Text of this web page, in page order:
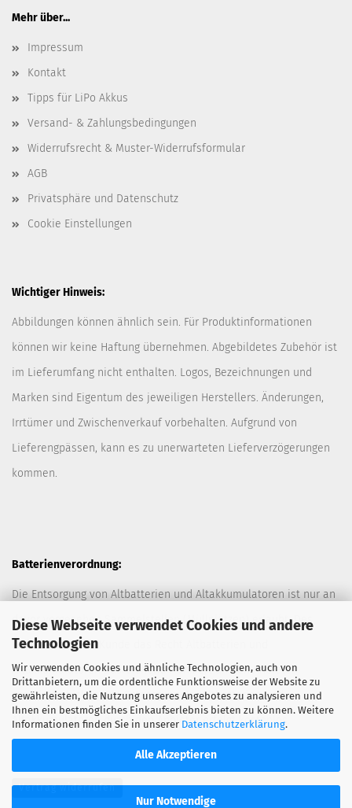
Diese Webseite verwendet Cookies und andere
Technologien
Wir verwenden Cookies und ähnliche Technologien, auch von
Drittanbietern, um die ordentliche Funktionsweise der Website zu
gewährleisten, die Nutzung unseres Angebotes zu analysieren und
Ihnen ein bestmögliches Einkaufserlebnis bieten zu können. Weitere
Informationen finden Sie in unserer Datenschutzerklärung.
Alle Akzeptieren
Nur Notwendige
Mehr über...
Impressum
Kontakt
Tipps für LiPo Akkus
Versand- & Zahlungsbedingungen
Widerrufsrecht & Muster-Widerrufsformular
AGB
Privatsphäre und Datenschutz
Cookie Einstellungen
Wichtiger Hinweis:
Abbildungen können ähnlich sein. Für Produktinformationen
können wir keine Haftung übernehmen. Abgebildetes Zubehör ist
im Lieferumfang nicht enthalten. Logos, Bezeichnungen und
Marken sind Eigentum des jeweiligen Herstellers. Änderungen,
Irrtümer und Zwischenverkauf vorbehalten. Aufgrund von
Lieferengpässen, kann es zu unerwarteten Lieferverzögerungen
kommen.
Batterienverordnung:
Die Entsorgung von Altbatterien und Altakkumulatoren ist nur an
davor vorgesehen Sammelstellen (Müllplätzen) erlaubt. Des
Weiteren hat der Kunde das Recht Altbatterien und
Altakkumulatoren ausreichend frankiert an den Anbieter
zurückzuschicken. Die Entsorgung der Altbatterien und
Altakkumulatoren durch den Anbieter erfolgt kostenlos.
Vertrag widerrufen